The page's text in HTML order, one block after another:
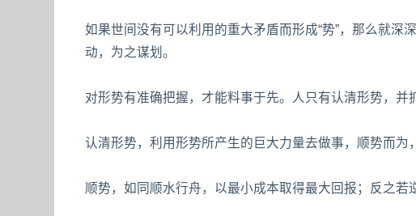
如果世间没有可以利用的重大矛盾而形成“势”，那么就深
动，为之谋划。
对形势有准确把握，才能料事于先。人只有认清形势，并
认清形势，利用形势所产生的巨大力量去做事，顺势而为
顺势，如同顺水行舟，以最小成本取得最大回报；反之若